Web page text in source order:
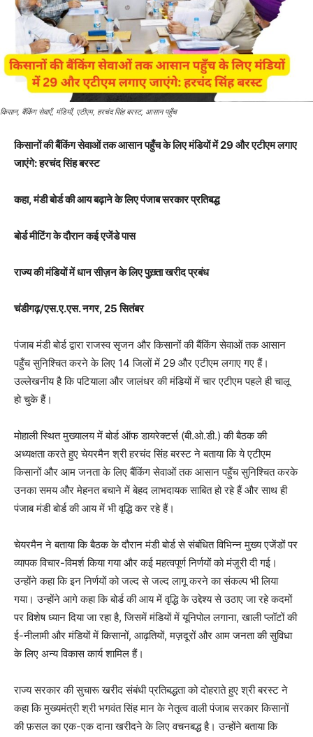
किसान, बैंकिंग सेवाएँ, मंडियाँ, एटीएम, हरचंद सिंह बरस्ट, आसान पहुँच
किसानों की बैंकिंग सेवाओं तक आसान पहुँच के लिए मंडियों में 29 और एटीएम लगाए
जाएंगे: हरचंद सिंह बरस्ट
कहा, मंडी बोर्ड की आय बढ़ाने के लिए पंजाब सरकार प्रतिबद्ध
बोर्ड मीटिंग के दौरान कई एजेंडे पास
राज्य की मंडियों में धान सीज़न के लिए पुख़्ता खरीद प्रबंध
चंडीगढ़/एस.ए.एस. नगर, 25 सितंबर
पंजाब मंडी बोर्ड द्वारा राजस्व सृजन और किसानों की बैंकिंग सेवाओं तक आसान
पहुँच सुनिश्चित करने के लिए 14 जिलों में 29 और एटीएम लगाए गए हैं।
उल्लेखनीय है कि पटियाला और जालंधर की मंडियों में चार एटीएम पहले ही चालू
हो चुके हैं।
मोहाली स्थित मुख्यालय में बोर्ड ऑफ डायरेक्टर्स (बी.ओ.डी.) की बैठक की
अध्यक्षता करते हुए चेयरमैन श्री हरचंद सिंह बरस्ट ने बताया कि ये एटीएम
किसानों और आम जनता के लिए बैंकिंग सेवाओं तक आसान पहुँच सुनिश्चित करके
उनका समय और मेहनत बचाने में बेहद लाभदायक साबित हो रहे हैं और साथ ही
पंजाब मंडी बोर्ड की आय में भी वृद्धि कर रहे हैं।
चेयरमैन ने बताया कि बैठक के दौरान मंडी बोर्ड से संबंधित विभिन्न मुख्य एजेंडों पर
व्यापक विचार-विमर्श किया गया और कई महत्वपूर्ण निर्णयों को मंज़ूरी दी गई।
उन्होंने कहा कि इन निर्णयों को जल्द से जल्द लागू करने का संकल्प भी लिया
गया। उन्होंने आगे कहा कि बोर्ड की आय में वृद्धि के उद्देश्य से उठाए जा रहे कदमों
पर विशेष ध्यान दिया जा रहा है, जिसमें मंडियों में यूनिपोल लगाना, खाली प्लॉटों की
ई-नीलामी और मंडियों में किसानों, आढ़तियों, मज़दूरों और आम जनता की सुविधा
के लिए अन्य विकास कार्य शामिल हैं।
राज्य सरकार की सुचारू खरीद संबंधी प्रतिबद्धता को दोहराते हुए श्री बरस्ट ने
कहा कि मुख्यमंत्री श्री भगवंत सिंह मान के नेतृत्व वाली पंजाब सरकार किसानों
की फ़सल का एक-एक दाना खरीदने के लिए वचनबद्ध है। उन्होंने बताया कि